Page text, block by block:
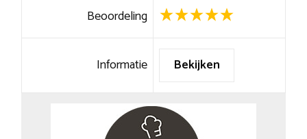
Beoordeling
Informatie Bekijken